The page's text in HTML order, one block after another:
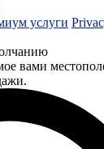
услуги
вами